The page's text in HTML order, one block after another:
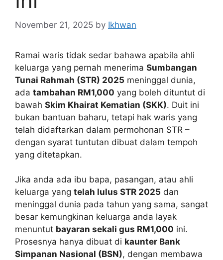
November 21, 2025 by Ikhwan
Ramai waris tidak sedar bahawa apabila ahli
keluarga yang pernah menerima Sumbangan
Tunai Rahmah (STR) 2025 meninggal dunia,
ada tambahan RM1,000 yang boleh dituntut di
bawah Skim Khairat Kematian (SKK). Duit ini
bukan bantuan baharu, tetapi hak waris yang
telah didaftarkan dalam permohonan STR –
dengan syarat tuntutan dibuat dalam tempoh
yang ditetapkan.
Jika anda ada ibu bapa, pasangan, atau ahli
keluarga yang telah lulus STR 2025 dan
meninggal dunia pada tahun yang sama, sangat
besar kemungkinan keluarga anda layak
menuntut bayaran sekali gus RM1,000 ini.
Prosesnya hanya dibuat di kaunter Bank
Simpanan Nasional (BSN), dengan membawa